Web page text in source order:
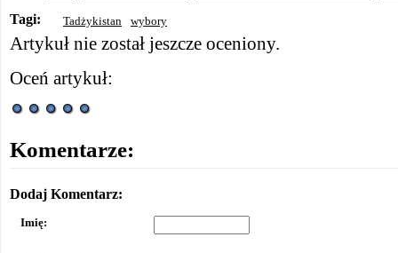
Tagi: Tadżykistan wybory
Artykuł nie został jeszcze oceniony.
Oceń artykuł:
Komentarze:
Dodaj Komentarz:
Imię: